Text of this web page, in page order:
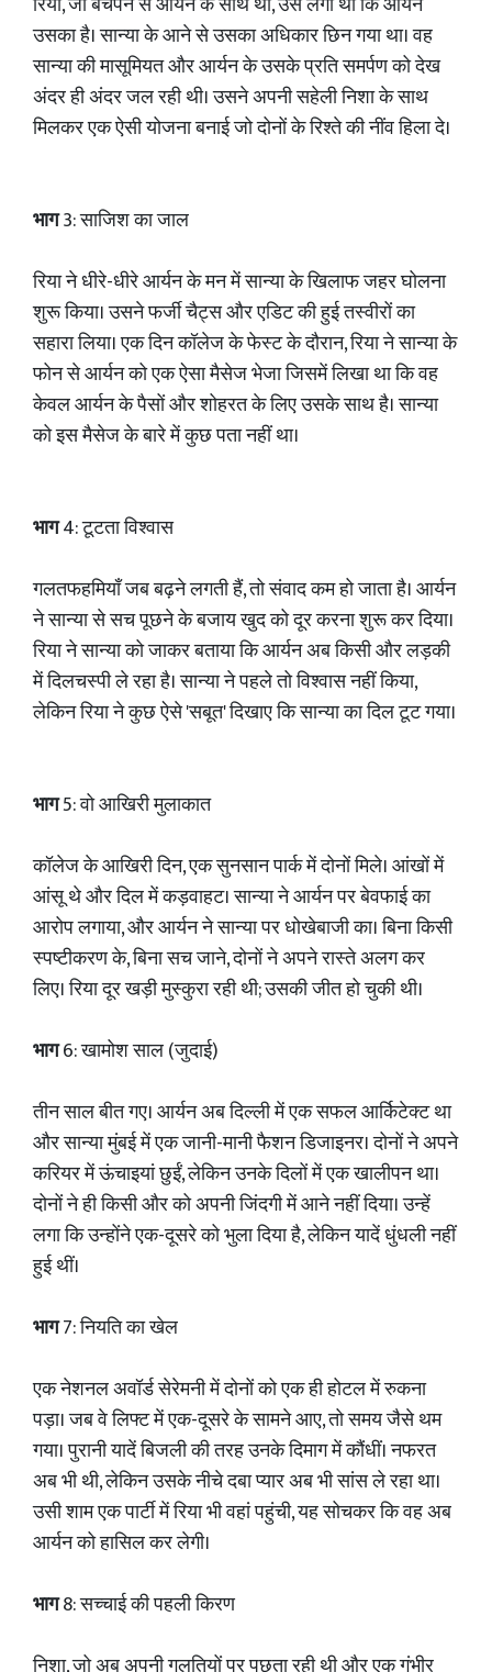
उसका है। सान्या के आने से उसका अधिकार छिन गया था। वह
सान्या की मासूमियत और आर्यन के उसके प्रति समर्पण को देख
अंदर ही अंदर जल रही थी। उसने अपनी सहेली निशा के साथ
मिलकर एक ऐसी योजना बनाई जो दोनों के रिश्ते की नींव हिला दे।
भाग3: साजिश का जाल
रिया ने धीरे-धीरे आर्यन के मन में सान्या के खिलाफ जहर घोलना
शुरू किया। उसने फर्जी चैट्स और एडिट की हुई तस्वीरों का
सहारा लिया। एक दिन कॉलेज के फेस्ट के दौरान, रिया ने सान्या के
फोन से आर्यन को एक ऐसा मैसेज भेजा जिसमें लिखा था कि वह
केवल आर्यन के पैसों और शोहरत के लिए उसके साथ है। सान्या
को इस मैसेज के बारे में कुछ पता नहीं था।
भाग4: टूटता विश्वास
गलतफहमियाँ जब बढ़ने लगती हैं, तो संवाद कम हो जाता है। आर्यन
ने सान्या से सच पूछने के बजाय खुद को दूर करना शुरू कर दिया।
रिया ने सान्या को जाकर बताया कि आर्यन अब किसी और लड़की
में दिलचस्पी ले रहा है। सान्या ने पहले तो विश्वास नहीं किया,
लेकिन रिया ने कुछ ऐसे 'सबूत' दिखाए कि सान्या का दिल टूट गया।
भाग5: वो आखिरी मुलाकात
कॉलेज के आखिरी दिन, एक सुनसान पार्क में दोनों मिले। आंखों में
आंसू थे और दिल में कड़वाहट। सान्या ने आर्यन पर बेवफाई का
आरोप लगाया, और आर्यन ने सान्या पर धोखेबाजी का। बिना किसी
स्पष्टीकरण के, बिना सच जाने, दोनों ने अपने रास्ते अलग कर
लिए। रिया दूर खड़ी मुस्कुरा रही थी; उसकी जीत हो चुकी थी।
भाग6: खामोश साल (जुदाई)
तीन साल बीत गए। आर्यन अब दिल्ली में एक सफल आर्किटेक्ट था
और सान्या मुंबई में एक जानी-मानी फैशन डिजाइनर। दोनों ने अपने
करियर में ऊंचाइयां छुईं, लेकिन उनके दिलों में एक खालीपन था।
दोनों ने ही किसी और को अपनी जिंदगी में आने नहीं दिया। उन्हें
लगा कि उन्होंने एक-दूसरे को भुला दिया है, लेकिन यादें धुंधली नहीं
हुई थीं।
भाग7: नियति का खेल
एक नेशनल अवॉर्ड सेरेमनी में दोनों को एक ही होटल में रुकना
पड़ा। जब वे लिफ्ट में एक-दूसरे के सामने आए, तो समय जैसे थम
गया। पुरानी यादें बिजली की तरह उनके दिमाग में कौंधीं। नफरत
अब भी थी, लेकिन उसके नीचे दबा प्यार अब भी सांस ले रहा था।
उसी शाम एक पार्टी में रिया भी वहां पहुंची, यह सोचकर कि वह अब
आर्यन को हासिल कर लेगी।
भाग8: सच्चाई की पहली किरण